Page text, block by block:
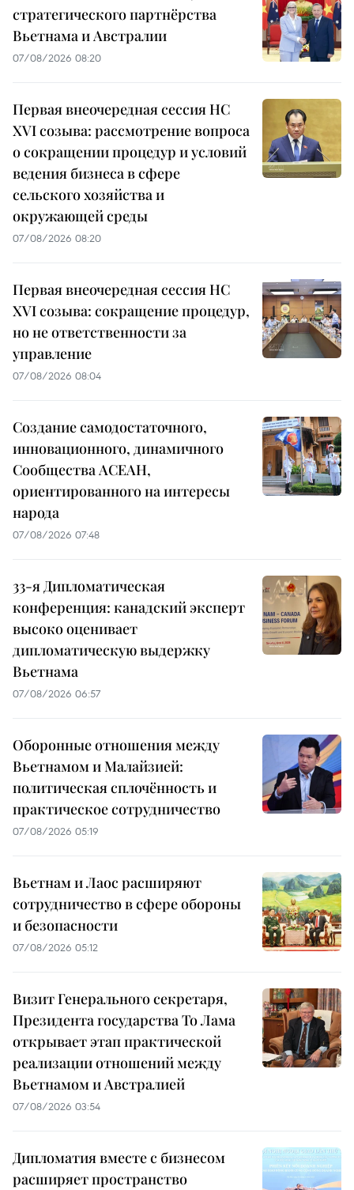
стратегического партнёрства
Вьетнама и Австралии
07/08/2026 08:20
Первая внеочередная сессия НС
XVI созыва: рассмотрение вопроса
о сокращении процедур и условий
ведения бизнеса в сфере
сельского хозяйства и
окружающей среды
07/08/2026 08:20
Первая внеочередная сессия НС
XVI созыва: сокращение процедур,
но не ответственности за
управление
07/08/2026 08:04
Создание самодостаточного,
инновационного, динамичного
Сообщества АСЕАН,
ориентированного на интересы
народа
07/08/2026 07:48
33-я Дипломатическая
конференция: канадский эксперт
высоко оценивает
дипломатическую выдержку
Вьетнама
07/08/2026 06:57
Оборонные отношения между
Вьетнамом и Малайзией:
политическая сплочённость и
практическое сотрудничество
07/08/2026 05:19
Вьетнам и Лаос расширяют
сотрудничество в сфере обороны
и безопасности
07/08/2026 05:12
Визит Генерального секретаря,
Президента государства То Лама
открывает этап практической
реализации отношений между
Вьетнамом и Австралией
07/08/2026 03:54
Дипломатия вместе с бизнесом
расширяет пространство